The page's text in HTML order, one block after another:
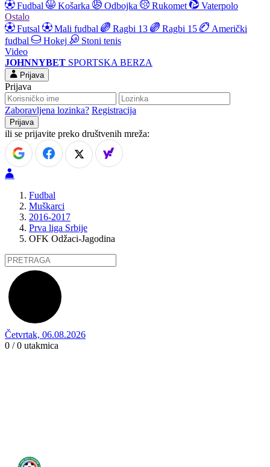
Fudbal
Košarka Odbojka Rukomet
Vaterpolo
Ostalo
Futsal
Mali fudbal Ragbi 13 Ragbi 15
Američki
fudbal
Hokej
Stoni tenis
Video
JOHNNYBET SPORTSKA BERZA
Prijava
Prijava
Zaboravljena lozinka? Registracija
ili se prijavite preko društvenih mreža:
Fudbal
Muškarci
2016-2017
Prva liga Srbije
OFK Odžaci-Jagodina
Četvrtak, 06.08.2026
0 / 0 utakmica